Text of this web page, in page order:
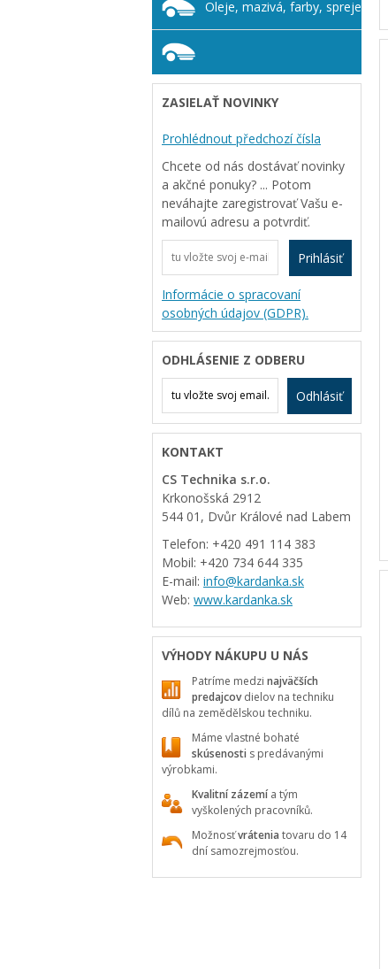
Oleje, mazivá, farby, spreje
ZASIELAŤ NOVINKY
Prohlédnout předchozí čísla
Chcete od nás dostávať novinky
a akčné ponuky? ... Potom
neváhajte zaregistrovať Vašu e-
mailovú adresu a potvrdiť.
Prihlásiť
Informácie o spracovaní
osobných údajov (GDPR).
ODHLÁSENIE Z ODBERU
Odhlásiť
KONTAKT
CS Technika s.r.o.
Krkonošská 2912
544 01, Dvůr Králové nad Labem
Telefon: +420 491 114 383
Mobil: +420 734 644 335
E-mail: info@kardanka.sk
Web: www.kardanka.sk
VÝHODY NÁKUPU U NÁS
Patríme medzi najväčších
predajcovdielov na techniku
dílů na zemědělskou techniku.
Máme vlastné bohaté
skúsenosti s predávanými
výrobkami.
Kvalitní zázemía tým
vyškolených pracovníků.
Možnosťvrátenia tovaru do 14
dní samozrejmosťou.